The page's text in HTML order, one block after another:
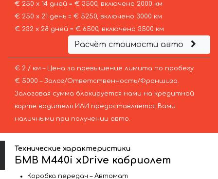
€ 250 х 14 дней = € 3500, включено 2000 км
€ 250 х 21 день = € 5250, включено 3000 км
€ 232 х 28 дней = € 6500, включено 3500 км
Расчёт стоимости авто
€ 2 / км – Цена за превышение лимита по пробегу
€ 5000 – Залог/Ответственность/Франшиза.
Залоговая сумма блокируется нами на кредитной
карте водителя ИЛИ предоставляется Вами
наличными при получении авто.
Технические характеристики
БМВ M440i xDrive кабриолет
Коробка передач – Автомат